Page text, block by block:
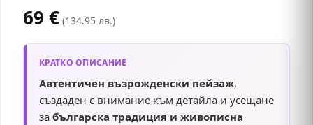
69 € (134.95 лв.)
КРАТКО ОПИСАНИЕ
Автентичен възрожденски пейзаж,
създаден с внимание към детайла и усещане
за българска традиция и живописна